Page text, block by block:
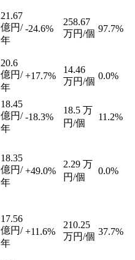
21.67
億円/
年
-24.6%
258.67
万円/個 97.7%
20.6
億円/
年
+17.7%
14.46
万円/個
0.0%
18.45
億円/
年
-18.3%
18.5 万
円/個
11.2%
18.35
億円/
年
+49.0%
2.29 万
円/個
0.0%
17.56
億円/
年
+11.6%
210.25
万円/個 37.7%